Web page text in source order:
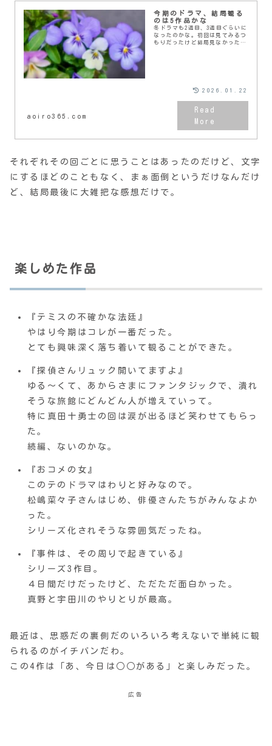
今期のドラマ、結局観る
のは5作品かな
冬ドラマも2週目、3週目ぐらいに
なったのかな。初回は見てみるつ
もりだったけど結局見なかった
aoiro365.com
2026.01.22
それぞれその回ごとに思うことはあったのだけど、文字
にするほどのこともなく、まぁ面倒というだけなんだけ
ど、結局最後に大雑把な感想だけで。
楽しめた作品
『テミスの不確かな法廷』
やはり今期はコレが一番だった。
とても興味深く落ち着いて観ることができた。
『探偵さんリュック開いてますよ』
ゆる〜くて、あからさまにファンタジックで、潰れ
そうな旅館にどんどん人が増えていって。
特に真田十勇士の回は涙が出るほど笑わせてもらっ
た。
続編、ないのかな。
『おコメの女』
このテのドラマはわりと好みなので。
松嶋菜々子さんはじめ、俳優さんたちがみんなよか
った。
シリーズ化されそうな雰囲気だったね。
『事件は、その周りで起きている』
シリーズ3作目。
４日間だけだったけど、ただただ面白かった。
真野と宇田川のやりとりが最高。
最近は、思惑だの裏側だのいろいろ考えないで単純に観
られるのがイチバンだわ。
この4作は「あ、今日は○○がある」と楽しみだった。
広告